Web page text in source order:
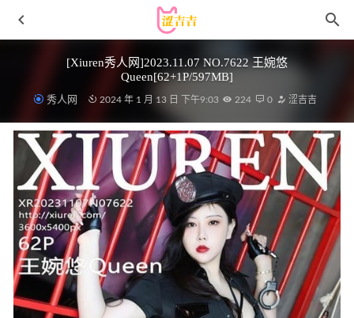
[Xiuren秀人网]2023.11.07 NO.7622 王婉悠
Queen[62+1P/597MB]
秀人网 2024 年 1 月 13 日 下午9:03 224 0 涩吉吉
野心坏蛋 – 微密圈写真&视频合集【持续更新中】 2025-07-
07
雨波_HaneAme – NO.270 MARVEL – 蜘蛛人2[49P-386M]
2023-08-14
迷之呆梨(发条少女) – 2024年9月fantia会员订阅合集(6套）